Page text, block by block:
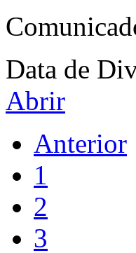
Data de
Abrir
Anterior
1
2
3